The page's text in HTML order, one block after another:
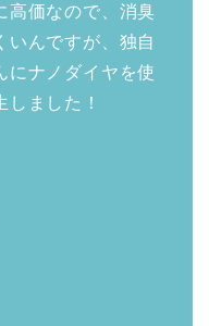
高価なので、消臭
いんですが、独自
にナノダイヤを使
ました！